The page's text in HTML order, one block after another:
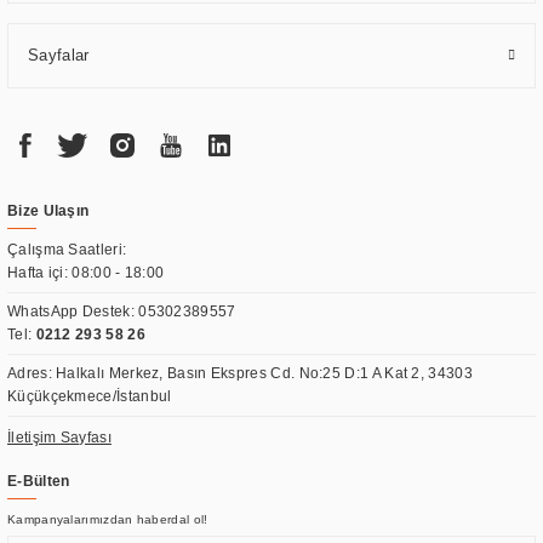
Sayfalar
Bize Ulaşın
Çalışma Saatleri:
Hafta içi: 08:00 - 18:00
WhatsApp Destek:05302389557
Tel: 0212 293 58 26
Adres: Halkalı Merkez, Basın Ekspres Cd. No:25 D:1 A Kat 2, 34303
Küçükçekmece/İstanbul
İletişim Sayfası
E-Bülten
Kampanyalarımızdan haberdal ol!